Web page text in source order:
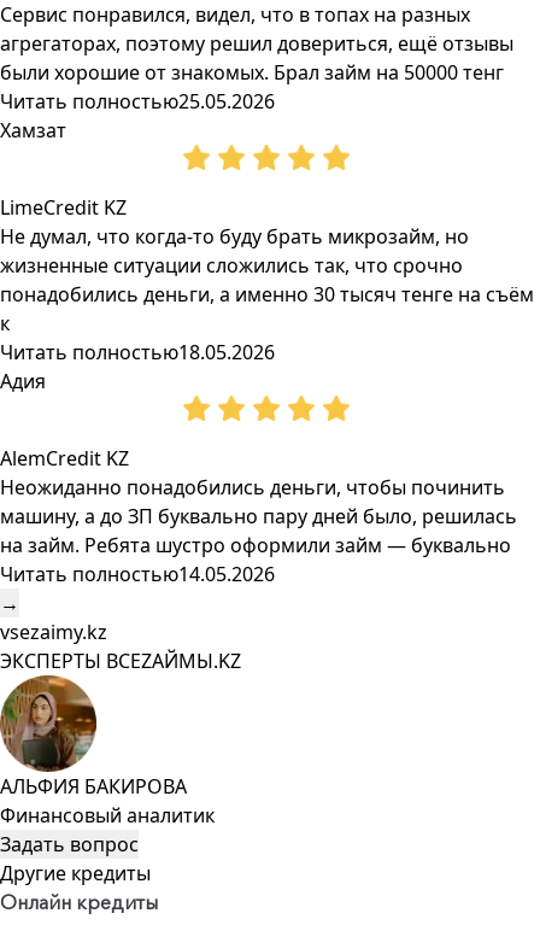
Сервис понравился, видел, что в топах на разных
агрегаторах, поэтому решил довериться, ещё отзывы
были хорошие от знакомых. Брал займ на 50000 тенг
Читать полностью25.05.2026
Хамзат
LimeCredit KZ
Не думал, что когда-то буду брать микрозайм, но
жизненные ситуации сложились так, что срочно
понадобились деньги, а именно 30 тысяч тенге на съём
к
Читать полностью18.05.2026
Адия
AlemCredit KZ
Неожиданно понадобились деньги, чтобы починить
машину, а до ЗП буквально пару дней было, решилась
на займ. Ребята шустро оформили займ — буквально
Читать полностью14.05.2026
→
vsezaimy.kz
ЭКСПЕРТЫ ВСЕZAЙМЫ.KZ
АЛЬФИЯ БАКИРОВА
Финансовый аналитик
Задать вопрос
Другие кредиты
Онлайн кредиты